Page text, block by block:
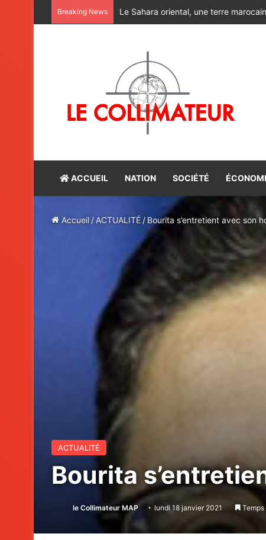
Breaking News Alerte rouge : Halte aux charlatans
ACCUEIL NATION SOCIÉTÉ
Accueil / ACTUALITÉ / Bourita s’entretient avec son
ACTUALITÉ
Bourita
le Collimateur MAP lundi 18 janvier 2021